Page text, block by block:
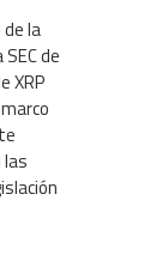
la
de
XRP